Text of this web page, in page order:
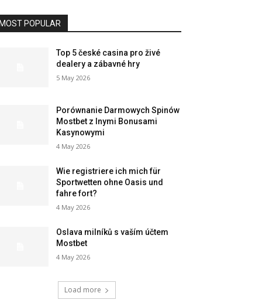
MOST POPULAR
Top 5 české casina pro živé
dealery a zábavné hry
5 May 2026
Porównanie Darmowych Spinów
Mostbet z Inymi Bonusami
Kasynowymi
4 May 2026
Wie registriere ich mich für
Sportwetten ohne Oasis und
fahre fort?
4 May 2026
Oslava milníků s vaším účtem
Mostbet
4 May 2026
Load more